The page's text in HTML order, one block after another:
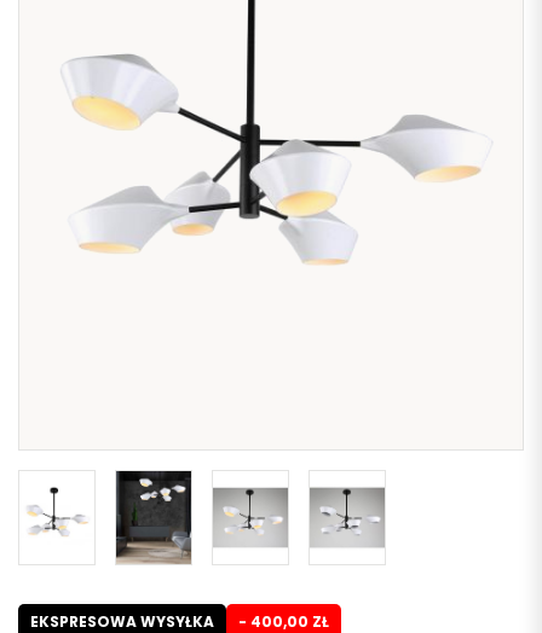
EKSPRESOWA WYSYŁKA - 400,00 ZŁ